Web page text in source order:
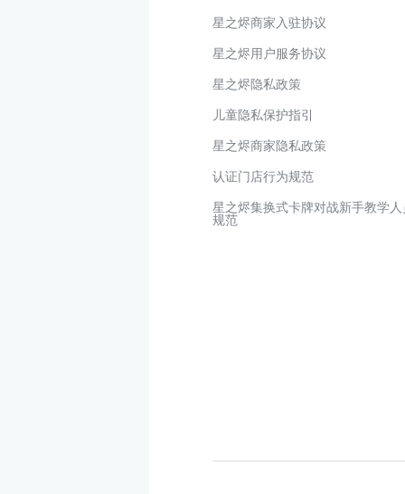
星之烬商家入驻协议
星之烬用户服务协议
星之烬隐私政策
儿童隐私保护指引
星之烬商家隐私政策
认证门店行为规范
星之烬集换式卡牌对战新手教学
规范